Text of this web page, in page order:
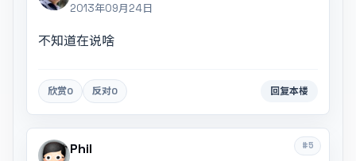
2013年09月24日
不知道在说啥
欣赏0 反对0 回复本楼
#5
Phil